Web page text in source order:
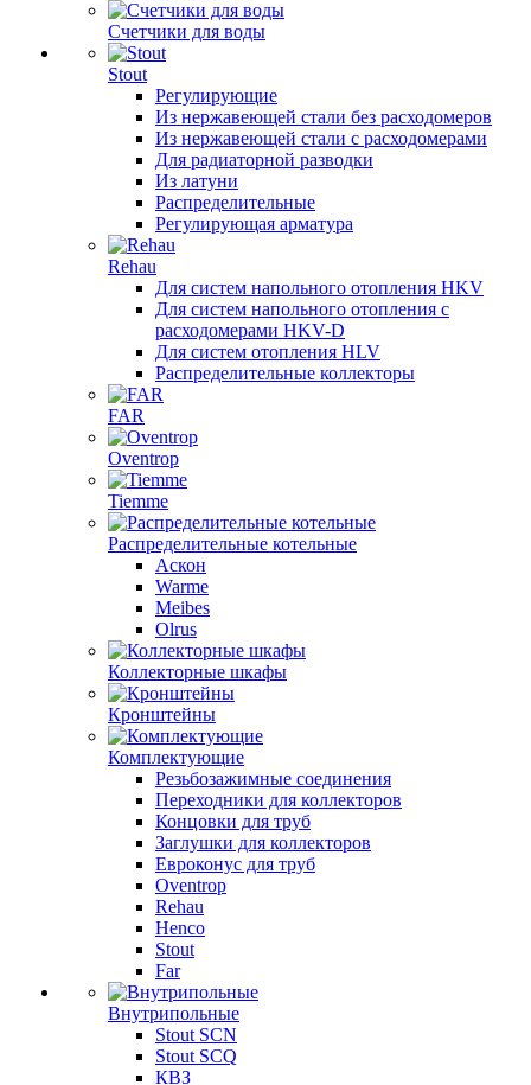
Счетчики для воды
Stout
Регулирующие
Из нержавеющей стали без расходомеров
Из нержавеющей стали с расходомерами
Для радиаторной разводки
Из латуни
Распределительные
Регулирующая арматура
Rehau
Для систем напольного отопления HKV
Для систем напольного отопления с
расходомерами HKV-D
Для систем отопления HLV
Распределительные коллекторы
FAR
Oventrop
Tiemme
Распределительные котельные
Аскон
Warme
Meibes
Olrus
Коллекторные шкафы
Кронштейны
Комплектующие
Резьбозажимные соединения
Переходники для коллекторов
Концовки для труб
Заглушки для коллекторов
Евроконус для труб
Oventrop
Rehau
Henco
Stout
Far
Внутрипольные
Stout SCN
Stout SCQ
КВЗ